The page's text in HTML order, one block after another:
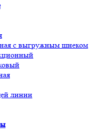
с выгружным шнеком
линии